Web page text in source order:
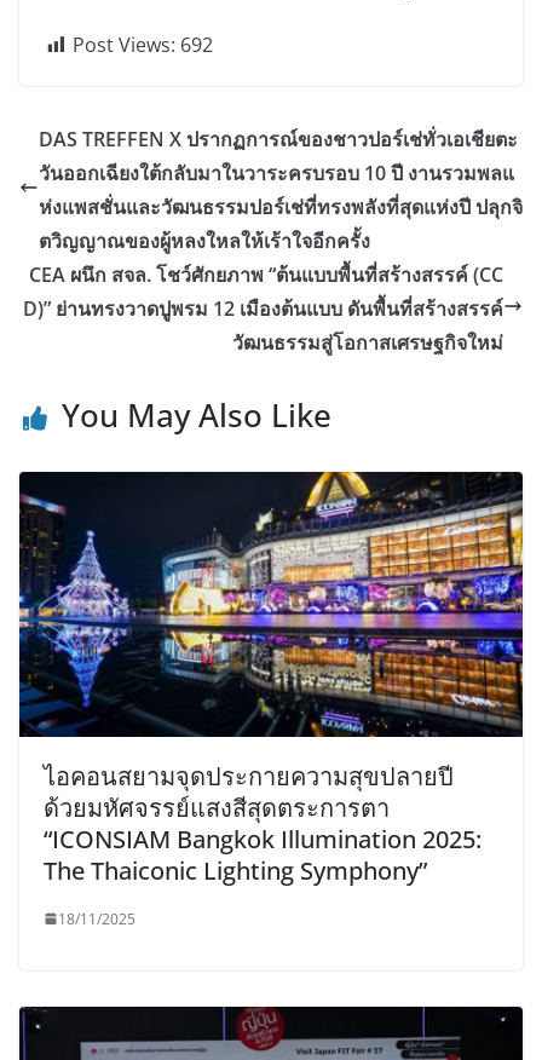
Post Views: 692
DAS TREFFEN X ปรากฏการณ์ของชาวปอร์เช่ทั่วเอเชียตะ
วันออกเฉียงใต้กลับมาในวาระครบรอบ 10 ปี งานรวมพลแ
ห่งแพสชั่นและวัฒนธรรมปอร์เช่ที่ทรงพลังที่สุดแห่งปี ปลุกจิ
ตวิญญาณของผู้หลงใหลให้เร้าใจอีกครั้ง
CEA ผนึก สจล. โชว์ศักยภาพ “ต้นแบบพื้นที่สร้างสรรค์ (CC
D)” ย่านทรงวาดปูพรม 12 เมืองต้นแบบ ดันพื้นที่สร้างสรรค์
วัฒนธรรมสู่โอกาสเศรษฐกิจใหม่
You May Also Like
ไอคอนสยามจุดประกายความสุขปลายปี
ด้วยมหัศจรรย์แสงสีสุดตระการตา
“ICONSIAM Bangkok Illumination 2025:
The Thaiconic Lighting Symphony”
18/11/2025